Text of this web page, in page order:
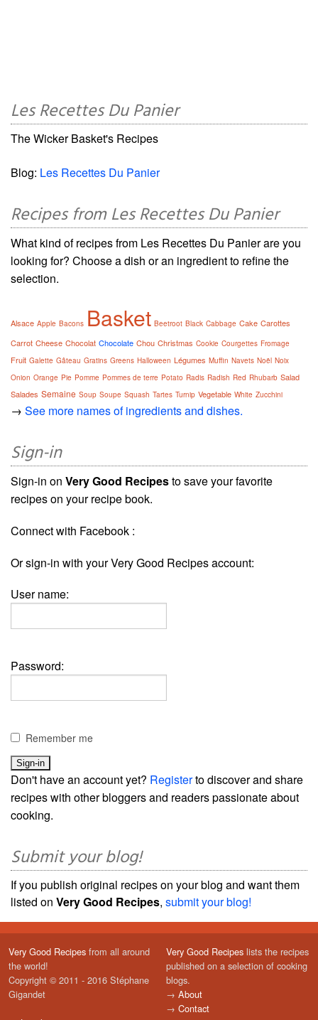
Les Recettes Du Panier
The Wicker Basket's Recipes
Blog: Les Recettes Du Panier
Recipes from Les Recettes Du Panier
What kind of recipes from Les Recettes Du Panier are you
looking for? Choose a dish or an ingredient to refine the
selection.
Alsace Apple Bacons Basket Beetroot Black Cabbage Cake Carottes
Carrot Cheese Chocolat Chocolate Chou Christmas Cookie Courgettes Fromage
Fruit Galette Gâteau Gratins Greens Halloween Légumes Muffin Navets Noël Noix
Onion Orange Pie Pomme Pommes de terre Potato Radis Radish Red Rhubarb Salad
Salades Semaine Soup Soupe Squash Tartes Turnip Vegetable White Zucchini
→ See more names of ingredients and dishes.
Sign-in
Sign-in on Very Good Recipesto save your favorite
recipes on your recipe book.
Connect with Facebook :
Or sign-in with your Very Good Recipes account:
User name:
Password:
Remember me
Don't have an account yet? Registerto discover and share
recipes with other bloggers and readers passionate about
cooking.
Submit your blog!
If you publish original recipes on your blog and want them
listed on Very Good Recipes, submit your blog!
Very Good Recipes from all around
the world!
Copyright © 2011 - 2016 Stéphane
Gigandet
Very Good Recipes lists the recipes
published on a selection of cooking
blogs.
→ About
→ Contact